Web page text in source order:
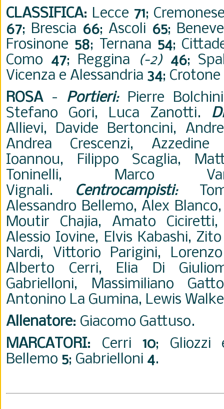
CLASSIFICA: Lecce 71;
67; Brescia 66; Ascoli 65;
Frosinone 58; Ternana 54;
Como 47; Reggina (-2) 46;
Vicenza e Alessandria 34; Crotone
ROSA- Portieri:Pierre
Stefano Gori, Luca Zanotti.
Allievi, Davide Bertoncini,
Andrea Crescenzi,
Ioannou, Filippo Scaglia,
Toninelli, Marco
Vignali.
Centrocampisti:
Alessandro Bellemo, Alex
Moutir Chajia, Amato
Alessio Iovine, Elvis Kabashi,
Nardi, Vittorio Parigini,
Alberto Cerri, Elia Di
Gabrielloni, Massimiliano
Antonino La Gumina, Lewis
Allenatore: Giacomo Gattuso.
MARCATORI: Cerri 10; Gliozzi
Bellemo 5; Gabrielloni 4.